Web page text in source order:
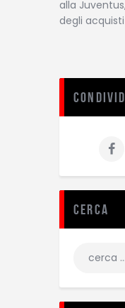
alla
degli
Cerca